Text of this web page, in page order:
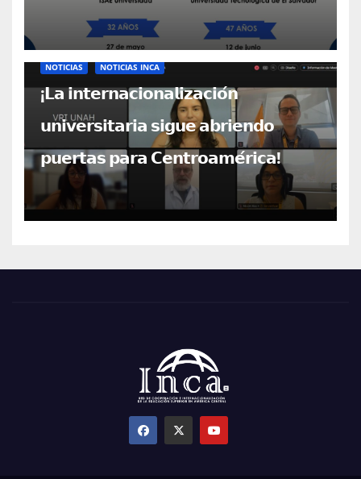
NOTICIAS NOTICIAS INCA
¡𝗟𝗮 𝗶𝗻𝘁𝗲𝗿𝗻𝗮𝗰𝗶𝗼𝗻𝗮𝗹𝗶𝘇𝗮𝗰𝗶𝗼́𝗻
𝘂𝗻𝗶𝘃𝗲𝗿𝘀𝗶𝘁𝗮𝗿𝗶𝗮 𝘀𝗶𝗴𝘂𝗲 𝗮𝗯𝗿𝗶𝗲𝗻𝗱𝗼
𝗽𝘂𝗲𝗿𝘁𝗮𝘀 𝗽𝗮𝗿𝗮 𝗖𝗲𝗻𝘁𝗿𝗼𝗮𝗺𝗲́𝗿𝗶𝗰𝗮!